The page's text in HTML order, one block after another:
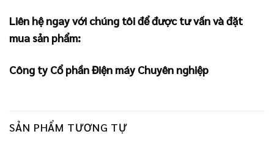
Liên hệ ngay với chúng tôi để được tư vấn và đặt
mua sản phẩm:
Công ty Cổ phần Điện máy Chuyên nghiệp
SẢN PHẨM TƯƠNG TỰ